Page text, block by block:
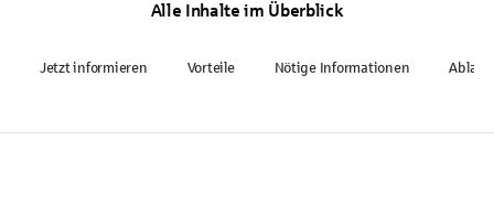
Alle Inhalte im Überblick
Jetzt informieren Vorteile Nötige Informationen Ablauf